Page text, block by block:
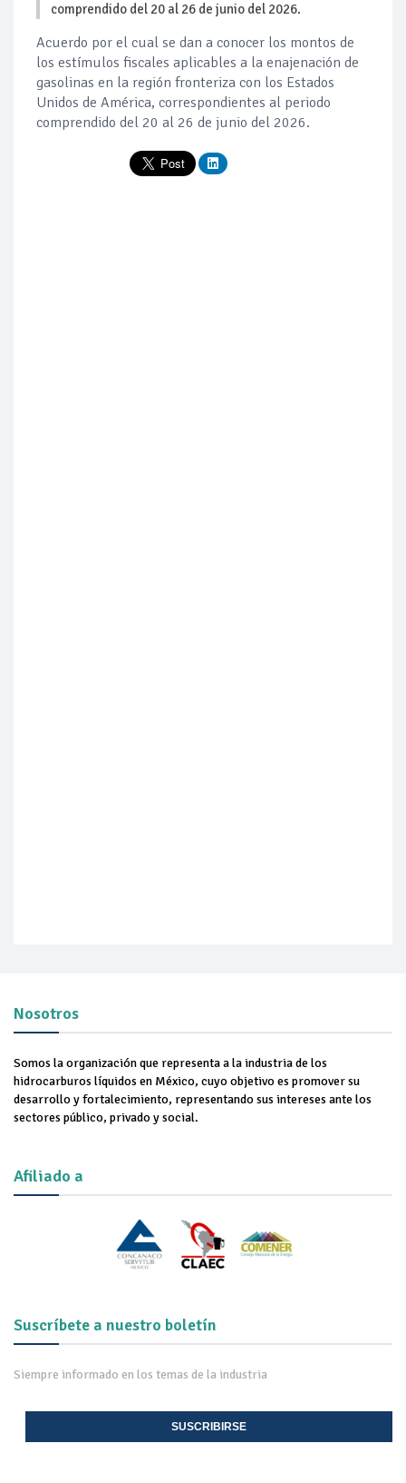
comprendido del 20 al 26 de junio del 2026.
Acuerdo por el cual se dan a conocer los montos de
los estímulos fiscales aplicables a la enajenación de
gasolinas en la región fronteriza con los Estados
Unidos de América, correspondientes al periodo
comprendido del 20 al 26 de junio del 2026.
Nosotros
Somos la organización que representa a la industria de los
hidrocarburos líquidos en México, cuyo objetivo es promover su
desarrollo y fortalecimiento, representando sus intereses ante los
sectores público, privado y social.
Afiliado a
Suscríbete a nuestro boletín
Siempre informado en los temas de la industria
SUSCRIBIRSE